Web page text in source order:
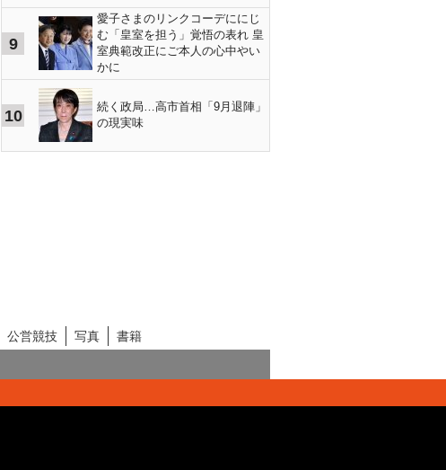
9
愛子さまのリンクコーデににじ
む「皇室を担う」覚悟の表れ 皇
室典範改正にご本人の心中やい
かに
10
続く政局…高市首相「9月退陣」
の現実味
公営競技 写真
書籍